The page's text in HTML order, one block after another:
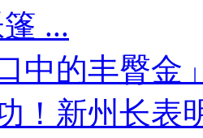
...
中的丰臀
！新州长表